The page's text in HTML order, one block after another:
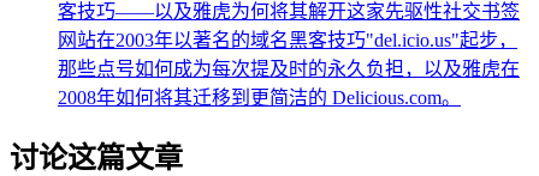
客技巧——以及雅虎为何将其解开这家先驱性社交书签
网站在2003年以著名的域名黑客技巧"del.icio.us"起步，
那些点号如何成为每次提及时的永久负担，以及雅虎在
2008年如何将其迁移到更简洁的 Delicious.com。
讨论这篇文章